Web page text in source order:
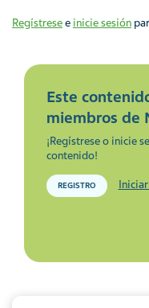
Regístresee inicie sesión
Este
miembros de
¡Regístrese o inicie
contenido!
REGISTRO